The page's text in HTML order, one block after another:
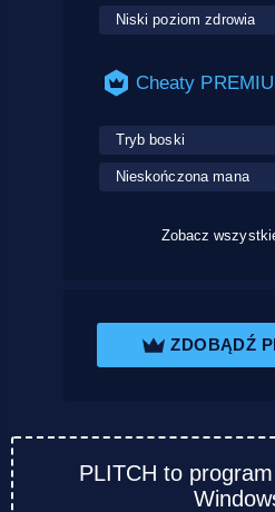
Niski poziom zdrowia
Cheaty
Tryb boski
Nieskończona mana
Zobacz
ZDOBĄDŹ
PLITCH to